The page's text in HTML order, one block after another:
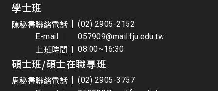
學士班
陳秘書聯絡電話
(02) 2905-2152
E-mail
057909@mail.fju.edu.tw
上班時間 08:00~16:30
碩士班/碩士在職專班
周秘書聯絡電話
(02) 2905-3757